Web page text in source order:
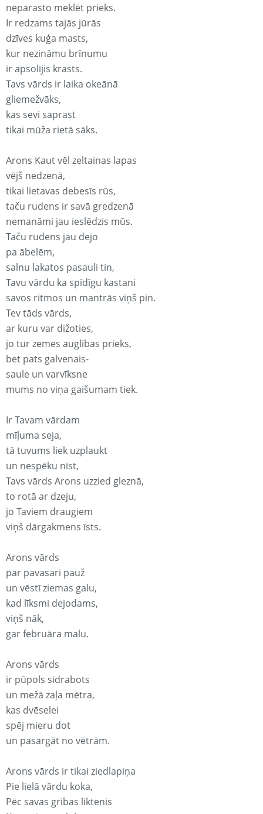
neparasto meklēt prieks.
Ir redzams tajās jūrās
dzīves kuģa masts,
kur nezināmu brīnumu
ir apsolījis krasts.
Tavs vārds ir laika okeānā
gliemežvāks,
kas sevi saprast
tikai mūža rietā sāks.
Arons Kaut vēl zeltainas lapas
vējš nedzenā,
tikai lietavas debesīs rūs,
taču rudens ir savā gredzenā
nemanāmi jau ieslēdzis mūs.
Taču rudens jau dejo
pa ābelēm,
salnu lakatos pasauli tin,
Tavu vārdu ka spīdīgu kastani
savos ritmos un mantrās viņš pin.
Tev tāds vārds,
ar kuru var dižoties,
jo tur zemes auglības prieks,
bet pats galvenais-
saule un varvīksne
mums no viņa gaišumam tiek.
Ir Tavam vārdam
mīļuma seja,
tā tuvums liek uzplaukt
un nespēku nīst,
Tavs vārds Arons uzzied gleznā,
to rotā ar dzeju,
jo Taviem draugiem
viņš dārgakmens īsts.
Arons vārds
par pavasari pauž
un vēstī ziemas galu,
kad līksmi dejodams,
viņš nāk,
gar februāra malu.
Arons vārds
ir pūpols sidrabots
un mežā zaļa mētra,
kas dvēselei
spēj mieru dot
un pasargāt no vētrām.
Arons vārds ir tikai ziedlapiņa
Pie lielā vārdu koka,
Pēc savas gribas liktenis